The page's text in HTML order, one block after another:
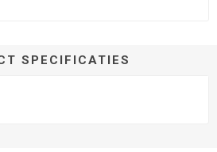
SPECIFICATIES